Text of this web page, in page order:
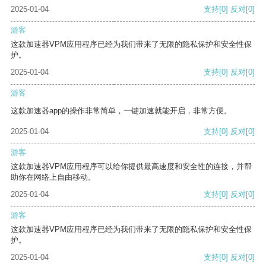
2025-01-04
支持[0] 反对[0]
游客
这款加速器VPM应用程序已经为我们带来了无限的隐私保护和安全性保
护。
2025-01-04
支持[0] 反对[0]
游客
这款加速器app的操作非常简单，一键加速就能开启，非常方便。
2025-01-04 支持[0] 反对[0]
游客
这款加速器VPM应用程序可以给你提供最高速度和安全性的连接，并帮
助你在网络上自由移动。
2025-01-04
支持[0] 反对[0]
游客
这款加速器VPM应用程序已经为我们带来了无限的隐私保护和安全性保
护。
2025-01-04
支持[0] 反对[0]